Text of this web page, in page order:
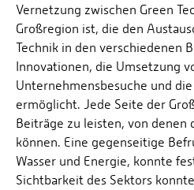
Vernetzung zwischen Green
Großregion ist, die den
Technik in den verschiedenen
Innovationen, die Umsetzung
Unternehmensbesuche und
ermöglicht. Jede Seite der
Beiträge zu leisten, von denen
können. Eine gegenseitige
Wasser und Energie, konnte
Sichtbarkeit des Sektors